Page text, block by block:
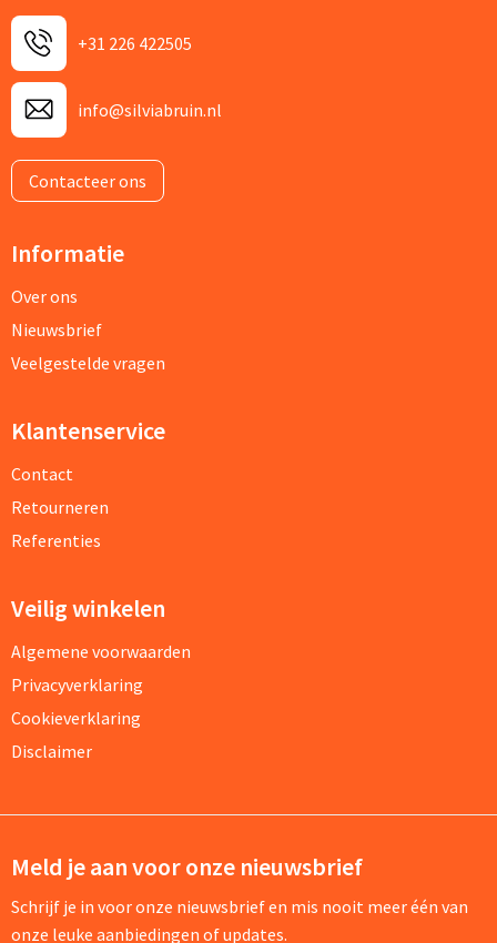
+31 226 422505
info@silviabruin.nl
Contacteer ons
Informatie
Over ons
Nieuwsbrief
Veelgestelde vragen
Klantenservice
Contact
Retourneren
Referenties
Veilig winkelen
Algemene voorwaarden
Privacyverklaring
Cookieverklaring
Disclaimer
Meld je aan voor onze nieuwsbrief
Schrijf je in voor onze nieuwsbrief en mis nooit meer één van
onze leuke aanbiedingen of updates.